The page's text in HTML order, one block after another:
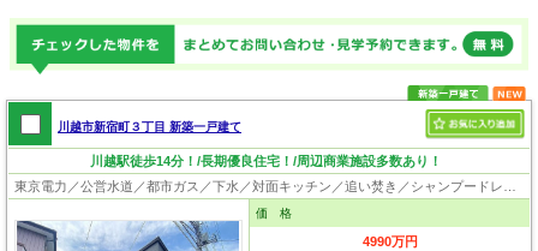
川越市新宿町３丁目 新築一戸建て
川越駅徒歩14分！/長期優良住宅！/周辺商業施設多数あり！
価 格
4990万円